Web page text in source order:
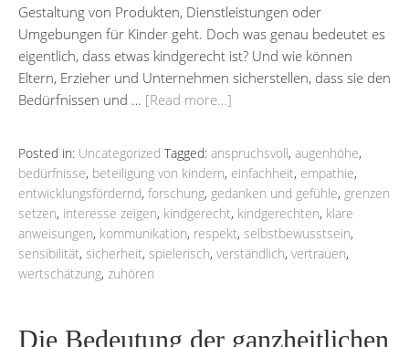
Gestaltung von Produkten, Dienstleistungen oder
Umgebungen für Kinder geht. Doch was genau bedeutet es
eigentlich, dass etwas kindgerecht ist? Und wie können
Eltern, Erzieher und Unternehmen sicherstellen, dass sie den
Bedürfnissen und … [Read more…]
Posted in: Uncategorized Tagged: anspruchsvoll, augenhöhe,
bedürfnisse, beteiligung von kindern, einfachheit, empathie,
entwicklungsfördernd, forschung, gedanken und gefühle, grenzen
setzen, interesse zeigen, kindgerecht, kindgerechten, klare
anweisungen, kommunikation, respekt, selbstbewusstsein,
sensibilität, sicherheit, spielerisch, verständlich, vertrauen,
wertschätzung, zuhören
Die Bedeutung der ganzheitlichen